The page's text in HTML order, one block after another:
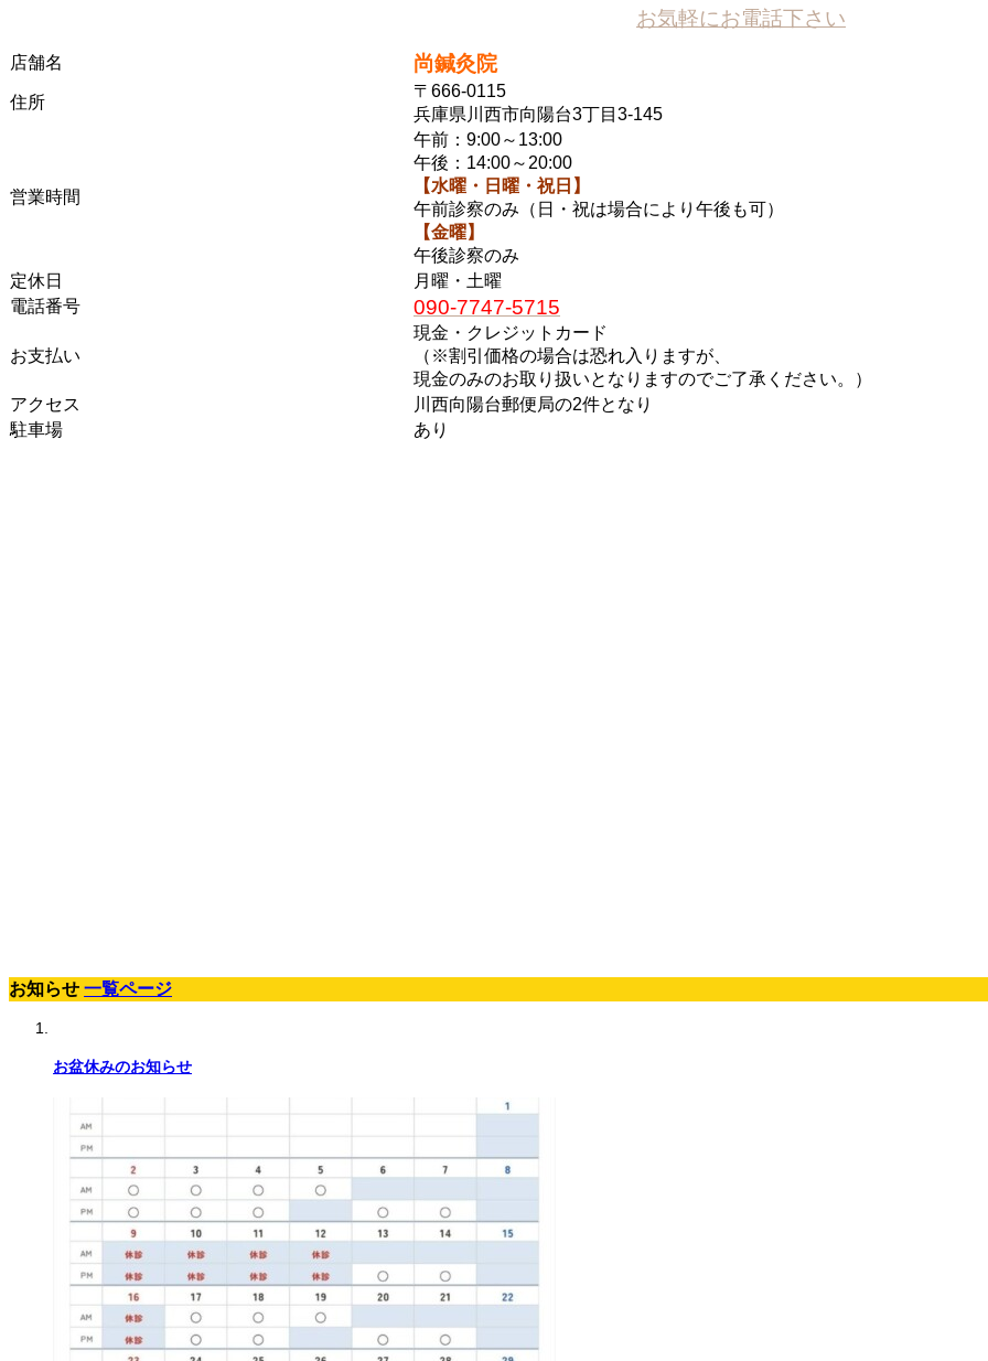
お気軽にお電話下さい
店舗名 尚鍼灸院
住所
〒666-0115
兵庫県川西市向陽台3丁目3-145
営業時間
午前：9:00～13:00
午後：14:00～20:00
【水曜・日曜・祝日】
午前診察のみ（日・祝は場合により午後も可）
【金曜】
午後診察のみ
定休日
月曜・土曜
電話番号
090-7747-5715
お支払い
現金・クレジットカード
（※割引価格の場合は恐れ入りますが、
現金のみのお取り扱いとなりますのでご了承ください。）
アクセス
川西向陽台郵便局の2件となり
駐車場
あり
お知らせ 一覧ページ
お盆休みのお知らせ